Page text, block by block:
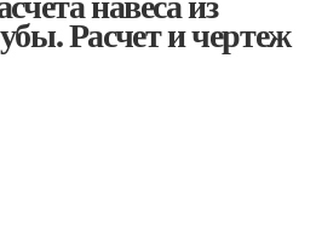
Расчет и чертеж